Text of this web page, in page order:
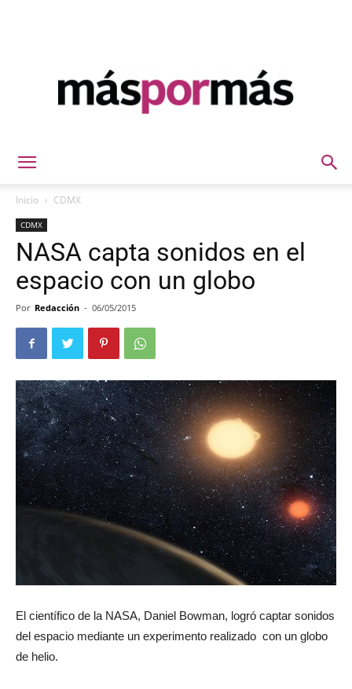
Inicio CDMX
CDMX
NASA capta sonidos en el
espacio con un globo
Por Redacción - 06/05/2015
El científico de la NASA, Daniel Bowman, logró captar sonidos
del espacio mediante un experimento realizado con un globo
de helio.